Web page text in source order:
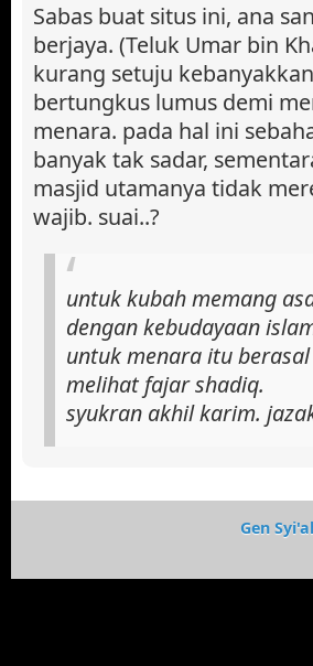
Sabas buat situs ini, ana
berjaya. (Teluk Umar bin
kurang setuju
bertungkus lumus demi
menara. pada hal ini
banyak tak sadar,
masjid utamanya tidak
wajib. suai..?
untuk kubah memang
dengan kebudayaan
untuk menara itu
melihat fajar shadiq.
syukran akhil karim.
Gen